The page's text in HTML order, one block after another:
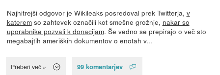
Najhitrejši odgovor je Wikileaks posredoval prek Twitterja, v
kateremso zahtevek označili kot smešne grožnje, nakar so
uporabnike pozvali k donacijam. Še vedno se prepirajo o več sto
megabajtih ameriških dokumentov o enotah v...
Preberi več » 99 komentarjev